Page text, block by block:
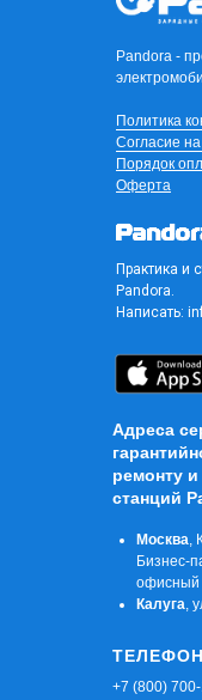
Pandora -
Политика
Согласие
Порядок
Оферта
+7 (800)
Москва,
Бизнес-
офисный
Калуга,
Адреса
ремонту
станций
Практика и
Pandora.
Написать: